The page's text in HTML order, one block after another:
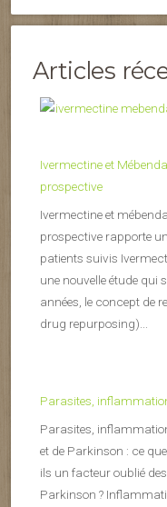
Articles
Ivermectine et
prospective
Ivermectine et
prospective rapporte
patients suivis
une nouvelle étude qui
années, le concept de
drug repurposing)...
Parasites,
Parasites,
et de Parkinson : ce
ils un facteur oublié
Parkinson ?